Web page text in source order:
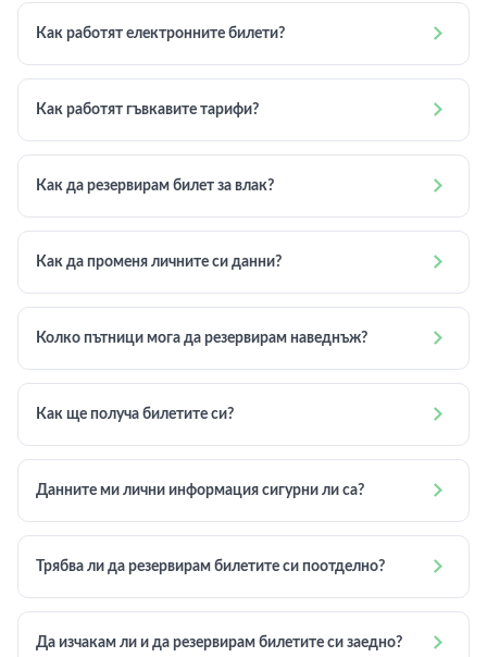
Как работят електронните билети? 
Как работят гъвкавите тарифи? 
Как да резервирам билет за влак? 
Как да променя личните си данни? 
Колко пътници мога да резервирам наведнъж? 
Как ще получа билетите си? 
Данните ми лични информация сигурни ли са? 
Трябва ли да резервирам билетите си поотделно? 
Да изчакам ли и да резервирам билетите си заедно? 